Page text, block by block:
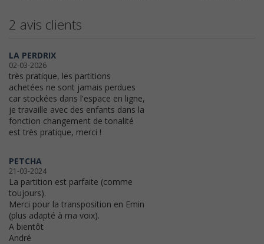
2 avis clients
LA PERDRIX
02-03-2026
très pratique, les partitions
achetées ne sont jamais perdues
car stockées dans l'espace en ligne,
je travaille avec des enfants dans la
fonction changement de tonalité
est très pratique, merci !
PETCHA
21-03-2024
La partition est parfaite (comme
toujours).
Merci pour la transposition en Emin
(plus adapté à ma voix).
A bientôt
André